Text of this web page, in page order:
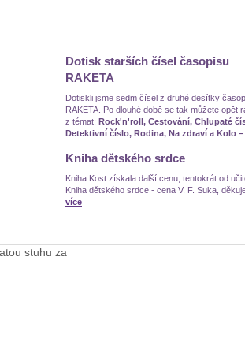
Dotisk starších čísel časopisu
RAKETA
Dotiskli jsme sedm čísel z druhé desítky
RAKETA. Po dlouhé době se tak můžete opět
z témat: Rock'n'roll, Cestování, Chlupaté
Detektivní číslo, Rodina, Na zdraví a Kolo –
Kniha dětského srdce
Kniha Kost získala další cenu, tentokrát od
Kniha dětského srdce - cena V. F. Suka,
více